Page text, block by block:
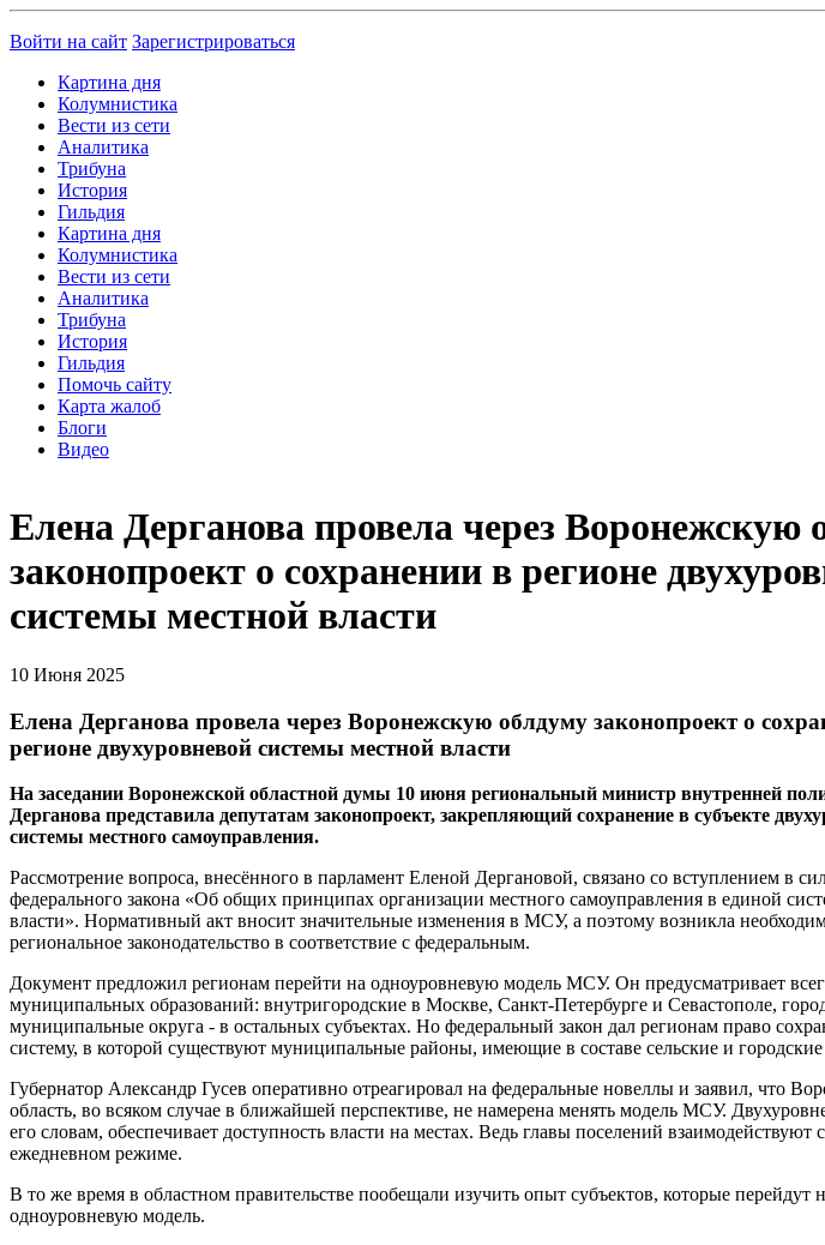
Войти на сайт Зарегистрироваться
Картина дня
Колумнистика
Вести из сети
Аналитика
Трибуна
История
Гильдия
Картина дня
Колумнистика
Вести из сети
Аналитика
Трибуна
История
Гильдия
Помочь сайту
Карта жалоб
Блоги
Видео
Елена Дерганова провела через Воронежскую
законопроект о сохранении в регионе
системы местной власти
10 Июня 2025
Елена Дерганова провела через Воронежскую облдуму законопроект о
регионе двухуровневой системы местной власти
На заседании Воронежской областной думы 10 июня региональный министр внутренней
Дерганова представила депутатам законопроект, закрепляющий сохранение в субъекте
системы местного самоуправления.
Рассмотрение вопроса, внесённого в парламент Еленой Дергановой, связано со вступлением в
федерального закона «Об общих принципах организации местного самоуправления в единой
власти». Нормативный акт вносит значительные изменения в МСУ, а поэтому возникла
региональное законодательство в соответствие с федеральным.
Документ предложил регионам перейти на одноуровневую модель МСУ. Он предусматривает
муниципальных образований: внутригородские в Москве, Санкт-Петербурге и Севастополе,
муниципальные округа - в остальных субъектах. Но федеральный закон дал регионам право
систему, в которой существуют муниципальные районы, имеющие в составе сельские и городские
Губернатор Александр Гусев оперативно отреагировал на федеральные новеллы и заявил, что
область, во всяком случае в ближайшей перспективе, не намерена менять модель МСУ.
его словам, обеспечивает доступность власти на местах. Ведь главы поселений взаимодействуют
ежедневном режиме.
В то же время в областном правительстве пообещали изучить опыт субъектов, которые перейдут
одноуровневую модель.